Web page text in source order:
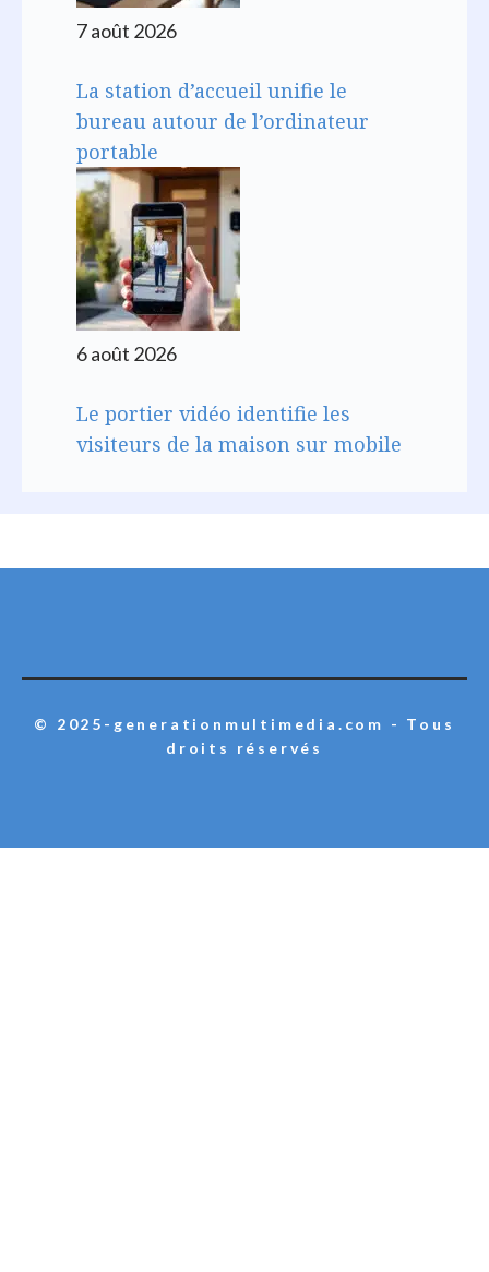
7 août 2026
La station d’accueil unifie le
bureau autour de l’ordinateur
portable
6 août 2026
Le portier vidéo identifie les
visiteurs de la maison sur mobile
© 2025-generationmultimedia.com - Tous
droits réservés